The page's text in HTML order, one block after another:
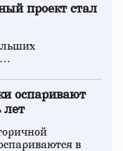
проект стал
оспаривают
лет
в